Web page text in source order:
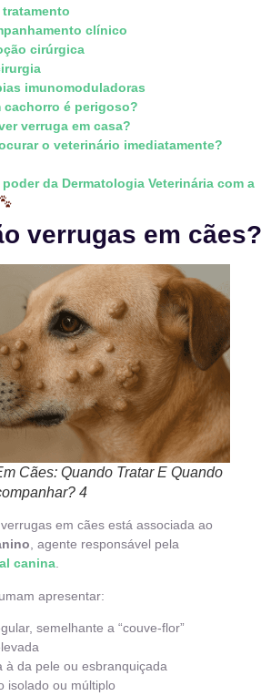
clínico
cirúrgica
imunomoduladoras
cachorro é perigoso?
verruga em casa?
o veterinário imediatamente?
da Dermatologia Veterinária com a
verrugas em cães?
Cães: Quando Tratar E Quando
4
em cães está associada ao
, agente responsável pela
canina.
apresentar:
semelhante a “couve-flor”
à da pele ou esbranquiçada
isolado ou múltiplo